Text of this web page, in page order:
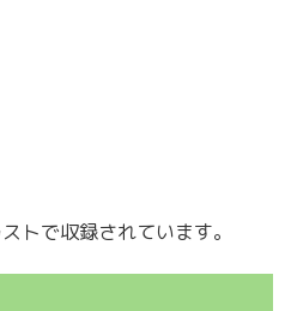
トで収録されています。